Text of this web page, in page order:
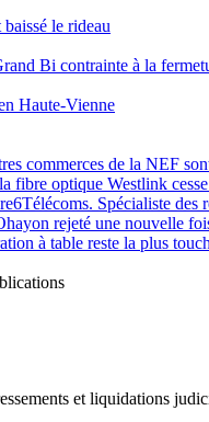
le rideau
Bi contrainte à la
Haute-Vienne
commerces de la NEF
fibre optique Westlink
6Télécoms. Spécialiste des
rejeté une nouvelle
à table reste la plus
et liquidations